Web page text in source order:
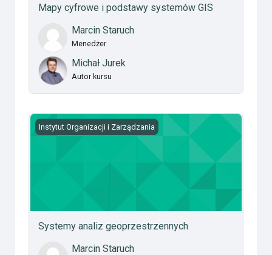
Mapy cyfrowe i podstawy systemów GIS
Marcin Staruch
Menedżer
Michał Jurek
Autor kursu
Systemy analiz geoprzestrzennych
Instytut Organizacji i Zarządzania
Systemy analiz geoprzestrzennych
Marcin Staruch